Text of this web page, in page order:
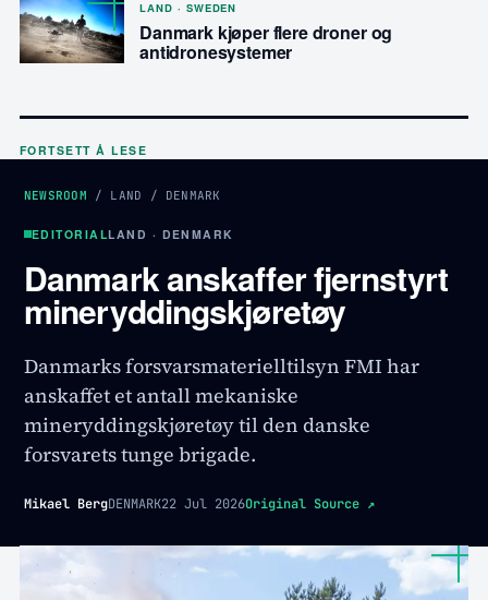
LAND · SWEDEN
Danmark kjøper flere droner og
antidronesystemer
FORTSETT Å LESE
NEWSROOM / LAND / DENMARK
EDITORIALLAND · DENMARK
Danmark anskaffer fjernstyrt
mineryddingskjøretøy
Danmarks forsvarsmaterielltilsyn FMI har
anskaffet et antall mekaniske
mineryddingskjøretøy til den danske
forsvarets tunge brigade.
Mikael BergDENMARK22 Jul 2026Original Source ↗